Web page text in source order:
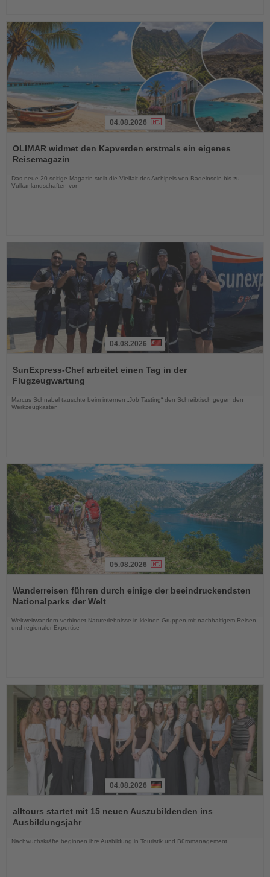
Sie
die
Nachrichten
04.08.2026
OLIMAR widmet den Kapverden erstmals ein eigenes
Reisemagazin
Das neue 20-seitige Magazin stellt die Vielfalt des Archipels von Badeinseln bis zu
Vulkanlandschaften vor
Sie
die
Nachrichten
04.08.2026
SunExpress-Chef arbeitet einen Tag in der
Flugzeugwartung
Marcus Schnabel tauschte beim internen „Job Tasting“ den Schreibtisch gegen den
Werkzeugkasten
Sie
die
Nachrichten
05.08.2026
Wanderreisen führen durch einige der beeindruckendsten
Nationalparks der Welt
Weltweitwandern verbindet Naturerlebnisse in kleinen Gruppen mit nachhaltigem Reisen
und regionaler Expertise
Sie
die
04.08.2026
alltours startet mit 15 neuen Auszubildenden ins
Ausbildungsjahr
Nachwuchskräfte beginnen ihre Ausbildung in Touristik und Büromanagement